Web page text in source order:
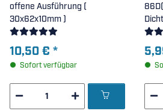
offene Ausführung (
30x62x10mm )
10,50 € *
Sofort verfügbar
86D(-